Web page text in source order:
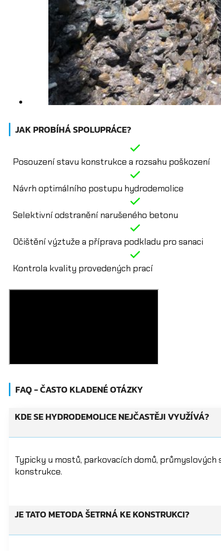
JAK PROBÍHÁ SPOLUPRÁCE?
Posouzení stavu konstrukce a rozsahu poškození
Návrh optimálního postupu hydrodemolice
Selektivní odstranění narušeného betonu
Očištění výztuže a příprava podkladu pro sanaci
Kontrola kvality provedených prací
FAQ - ČASTO KLADENÉ OTÁZKY
KDE SE HYDRODEMOLICE NEJČASTĚJI VYUŽÍVÁ?
Typicky u mostů, parkovacích domů,
konstrukce.
JE TATO METODA ŠETRNÁ KE KONSTRUKCI?